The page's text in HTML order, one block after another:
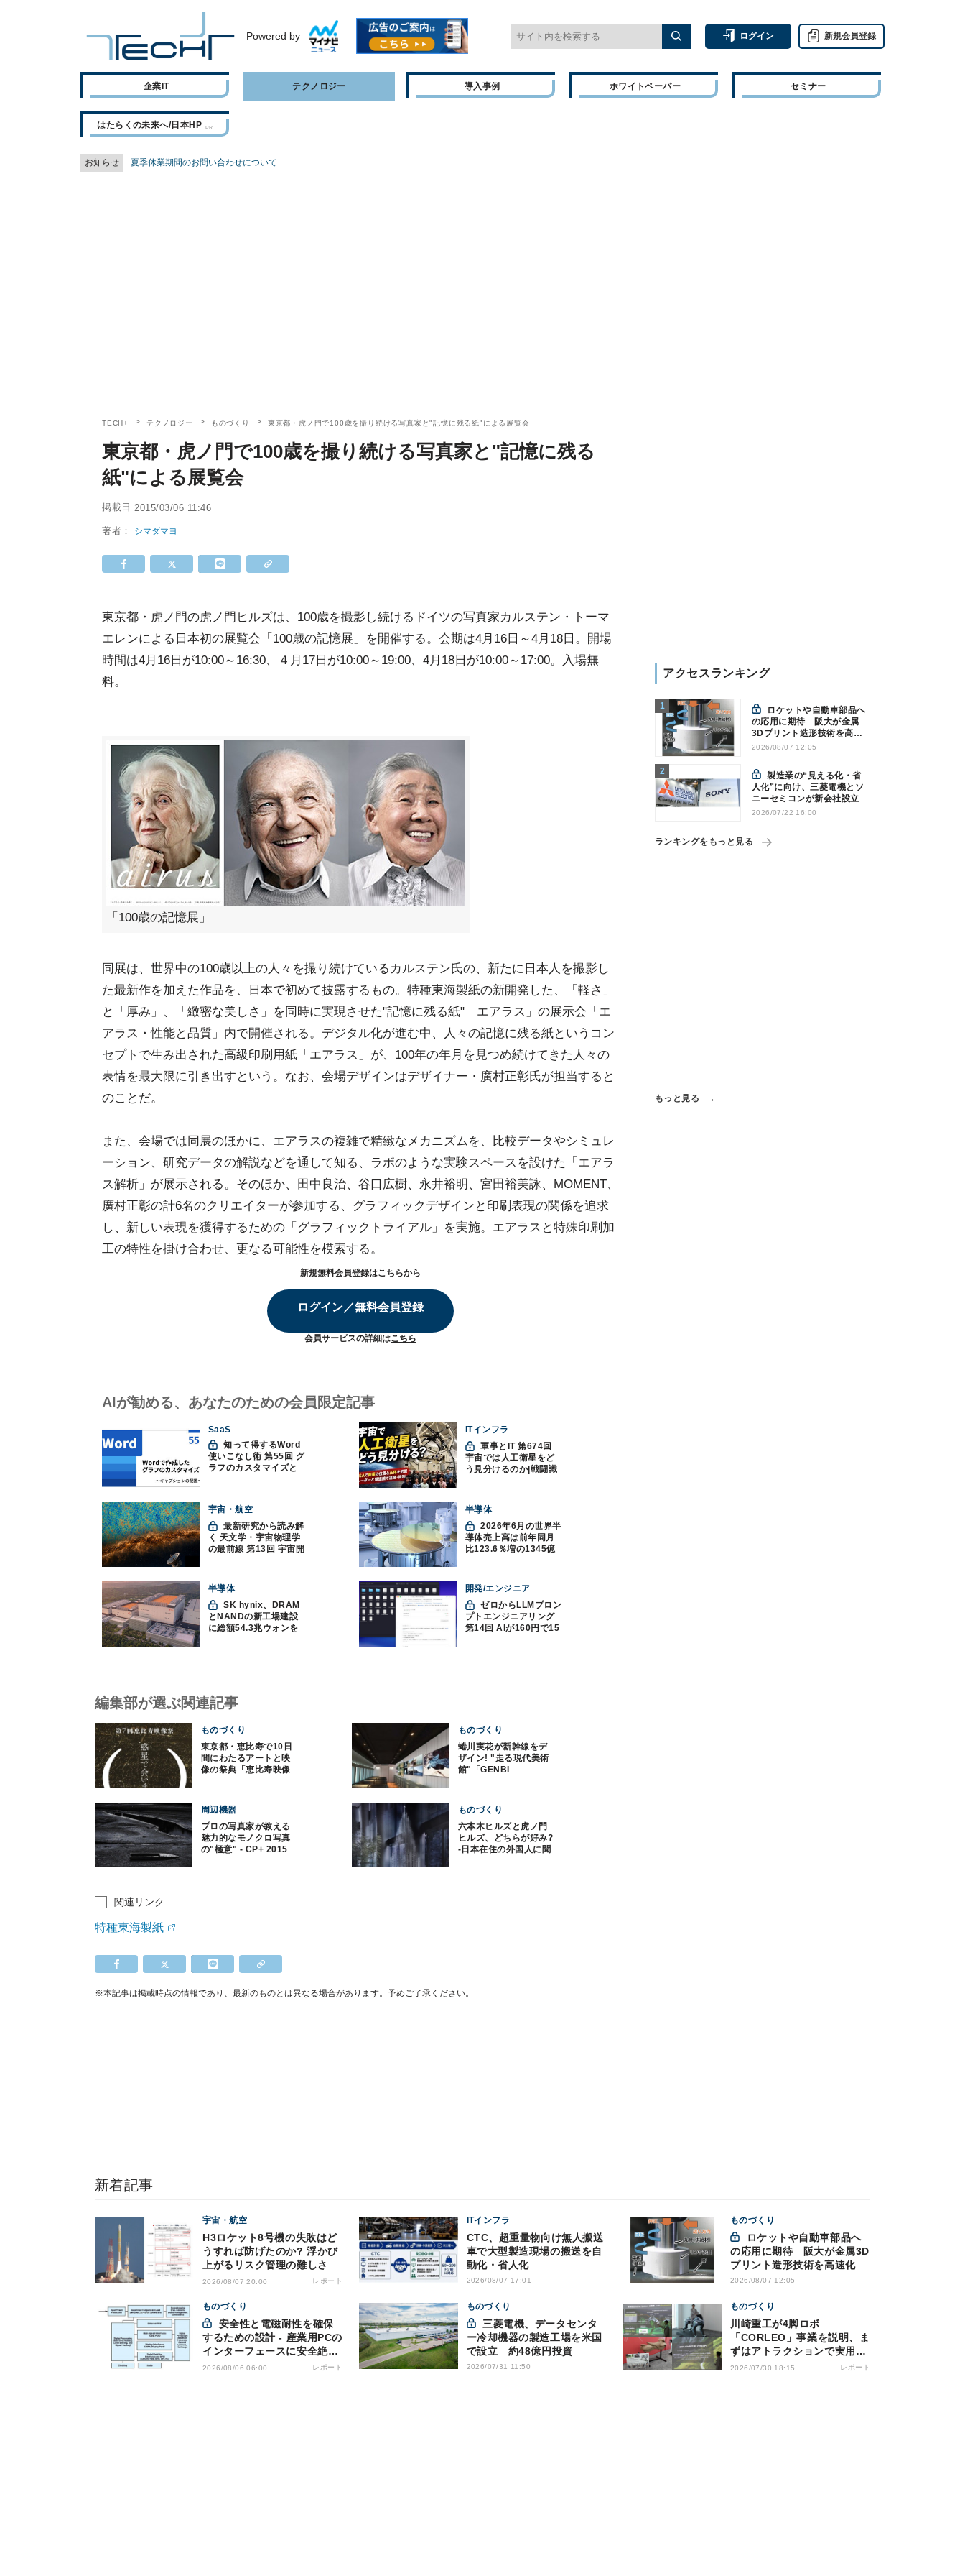
Powered by ログイン 新規会員登録
企業IT テクノロジー 導入事例 ホワイトペーパー セミナー
はたらくの未来へ/日本HP
お知らせ 夏季休業期間のお問い合わせについて
TECH+ テクノロジー ものづくり 東京都・虎ノ門で100歳を撮り続ける写真家と"記憶に残る紙"による展覧会
東京都・虎ノ門で100歳を撮り続ける写真家と"記憶に残る
紙"による展覧会
掲載日 2015/03/06 11:46
著者： シマダマヨ
東京都・虎ノ門の虎ノ門ヒルズは、100歳を撮影し続けるドイツの写真家カルステン・トーマ
エレンによる日本初の展覧会「100歳の記憶展」を開催する。会期は4月16日～4月18日。開場
時間は4月16日が10:00～16:30、４月17日が10:00～19:00、4月18日が10:00～17:00。入場無
料。
「100歳の記憶展」
同展は、世界中の100歳以上の人々を撮り続けているカルステン氏の、新たに日本人を撮影し
た最新作を加えた作品を、日本で初めて披露するもの。特種東海製紙の新開発した、「軽さ」
と「厚み」、「緻密な美しさ」を同時に実現させた"記憶に残る紙"「エアラス」の展示会「エ
アラス・性能と品質」内で開催される。デジタル化が進む中、人々の記憶に残る紙というコン
セプトで生み出された高級印刷用紙「エアラス」が、100年の年月を見つめ続けてきた人々の
表情を最大限に引き出すという。なお、会場デザインはデザイナー・廣村正彰氏が担当すると
のことだ。
また、会場では同展のほかに、エアラスの複雑で精緻なメカニズムを、比較データやシミュレ
ーション、研究データの解説などを通して知る、ラボのような実験スペースを設けた「エアラ
ス解析」が展示される。そのほか、田中良治、谷口広樹、永井裕明、宮田裕美詠、MOMENT、
廣村正彰の計6名のクリエイターが参加する、グラフィックデザインと印刷表現の関係を追求
し、新しい表現を獲得するための「グラフィックトライアル」を実施。エアラスと特殊印刷加
工の特性を掛け合わせ、更なる可能性を模索する。
新規無料会員登録はこちらから
ログイン／無料会員登録
会員サービスの詳細はこちら
AIが勧める、あなたのための会員限定記事
SaaS
知って得するWord
使いこなし術 第55回 グ
ラフのカスタマイズと
ITインフラ
軍事とIT 第674回
宇宙では人工衛星をど
う見分けるのか|戦闘識
宇宙・航空
最新研究から読み解
く 天文学・宇宙物理学
の最前線 第13回 宇宙開
向上 - CMBのBモード
探索に新手法
半導体
2026年6月の世界半
導体売上高は前年同月
比123.6％増の1345億
半導体
SK hynix、DRAM
とNANDの新工場建設
に総額54.3兆ウォンを
開発/エンジニア
ゼロからLLMプロン
プトエンジニアリング
第14回 AIが160円で15
アクセスランキング
の応用に期待 阪大が金属
3Dプリント造形技術を高速
化
2026/08/07 12:05
製造業の“見える化・省
人化”に向け、三菱電機とソ
ニーセミコンが新会社設立
2026/07/22 16:00
ランキングをもっと見る
もっと見る
編集部が選ぶ関連記事
ものづくり
東京都・恵比寿で10日
間にわたるアートと映
像の祭典「恵比寿映像
ものづくり
蜷川実花が新幹線をデ
ザイン! "走る現代美術
館"「GENBI
周辺機器
プロの写真家が教える
魅力的なモノクロ写真
の"極意" - CP+ 2015
ものづくり
六本木ヒルズと虎ノ門
ヒルズ、どちらが好み?
-日本在住の外国人に聞
関連リンク
特種東海製紙
※本記事は掲載時点の情報であり、最新のものとは異なる場合があります。予めご了承ください。
新着記事
宇宙・航空
H3ロケット8号機の失敗はど
うすれば防げたのか? 浮かび
上がるリスク管理の難しさ
2026/08/07 20:00 レポート
ITインフラ
CTC、超重量物向け無人搬送
車で大型製造現場の搬送を自
動化・省人化
2026/08/07 17:01
ものづくり
の応用に期待 阪大が金属3D
プリント造形技術を高速化
2026/08/07 12:05
ものづくり
するための設計 - 産業用PCの
インターフェースに安全絶縁
を適用する
2026/08/06 06:00 レポート
ものづくり
三菱電機、データセンタ
ー冷却機器の製造工場を米国
で設立 約48億円投資
2026/07/31 11:50
ものづくり
川崎重工が4脚ロボ
「CORLEO」事業を説明、ま
ずはアトラクションで実用化
へ
2026/07/30 18:15 レポート